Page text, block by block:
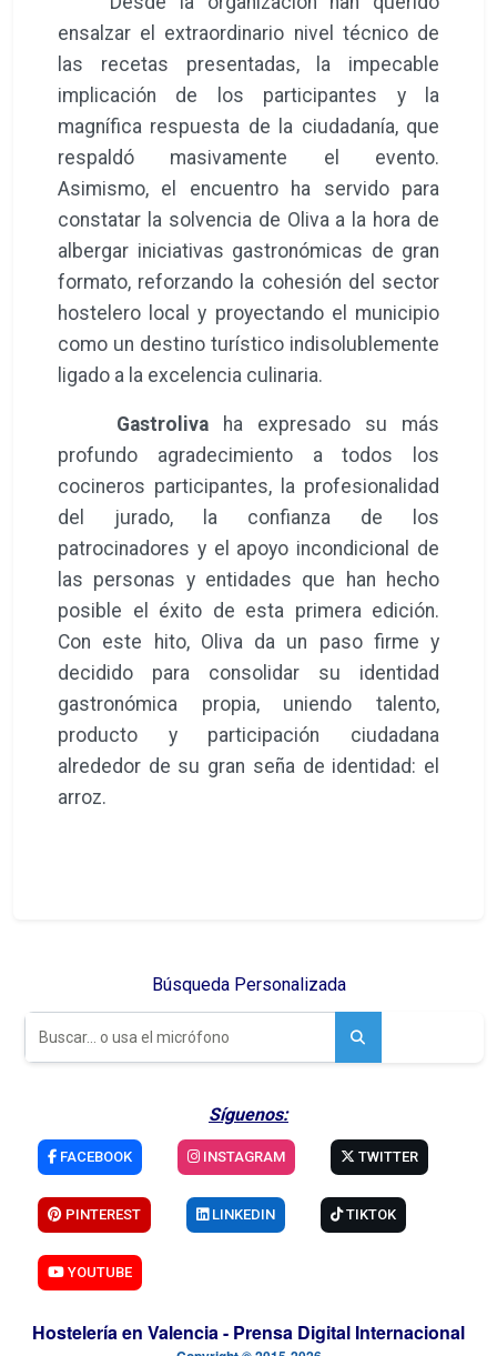
Segundo Premio: Dotado con 500 euros
y entregado por Gastroliva y
Moll Motor
, ha
sido otorgado a
NAS VLCpor su original
propuesta
“Arròs de figatells i socarrat
invertit” .
· Tercer Premio:Dotado con 250 euros y
entregado por Gastroliva yGrupo Jasa, ha
correspondido aMarisquería Civeracon su
sugerente arroz“Dos Mares, un Arroz”.
Además de la dotación económica, los
galardonados recibieron un exclusivo lote
Garcima,Carmencita yDestilerías Ferri .
Desde la organización han querido
ensalzar el extraordinario nivel técnico de
las recetas presentadas, la impecable
implicación de los participantes y la
magnífica respuesta de la ciudadanía, que
respaldó masivamente el evento.
Asimismo, el encuentro ha servido para
constatar la solvencia de Oliva a la hora de
albergar iniciativas gastronómicas de gran
formato, reforzando la cohesión del sector
hostelero local y proyectando el municipio
del jurado, la confianza de los
patrocinadores y el apoyo incondicional de
las personas y entidades que han hecho
Con este hito, Oliva da un paso firme y
decidido para consolidar su identidad
gastronómica propia, uniendo talento,
producto y participación ciudadana
arroz.